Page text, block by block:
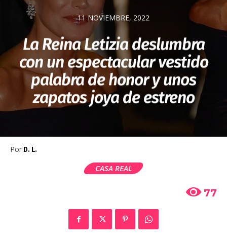
11 NOVIEMBRE, 2022
La Reina Letizia deslumbra
con un espectacular vestido
palabra de honor y unos
zapatos joya de estreno
Por D. L.
CASA REAL
77